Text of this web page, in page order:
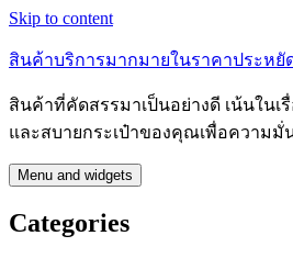
Skip to content
สินค้าบริการมากมายในราคาประหยั
สินค้าที่คัดสรรมาเป็นอย่างดี เน้นในเ
และสบายกระเป๋าของคุณเพื่อความมั่
Menu and widgets
Categories